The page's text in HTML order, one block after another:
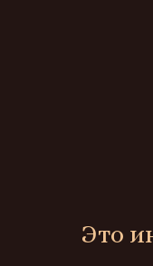
Это